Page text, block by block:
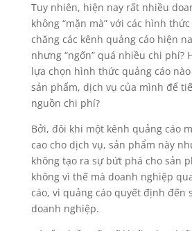
Tuy nhiên, hiện nay rất nhiều
không “mặn mà” với các hình
chăng các kênh quảng cáo hiện
nhưng “ngốn” quá nhiều chi phí?
lựa chọn hình thức quảng cáo
sản phẩm, dịch vụ của mình để
nguồn chi phí?
Bởi, đôi khi một kênh quảng cáo
cao cho dịch vụ, sản phẩm này
không tạo ra sự bứt phá cho sản
không vì thế mà doanh nghiệp
cáo, vì quảng cáo quyết định đến
doanh nghiệp.